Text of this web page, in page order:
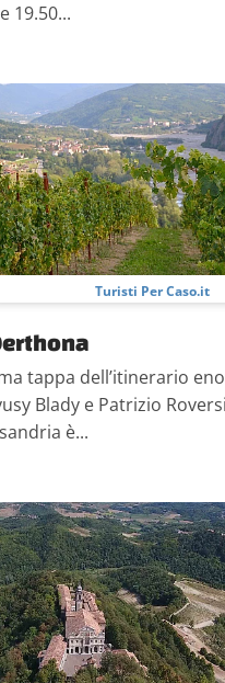
19.50...
Turisti Per Caso.it
tappa dell’itinerario
Blady e Patrizio
è...